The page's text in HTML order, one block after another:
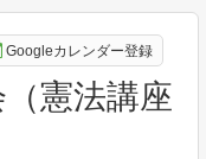
Googleカレンダー登録
憲法講座